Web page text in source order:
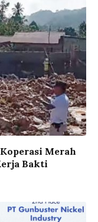
Merah
Bakti